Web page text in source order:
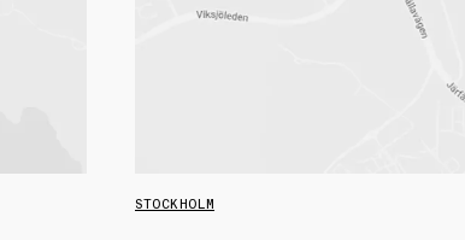
STOCKHOLM